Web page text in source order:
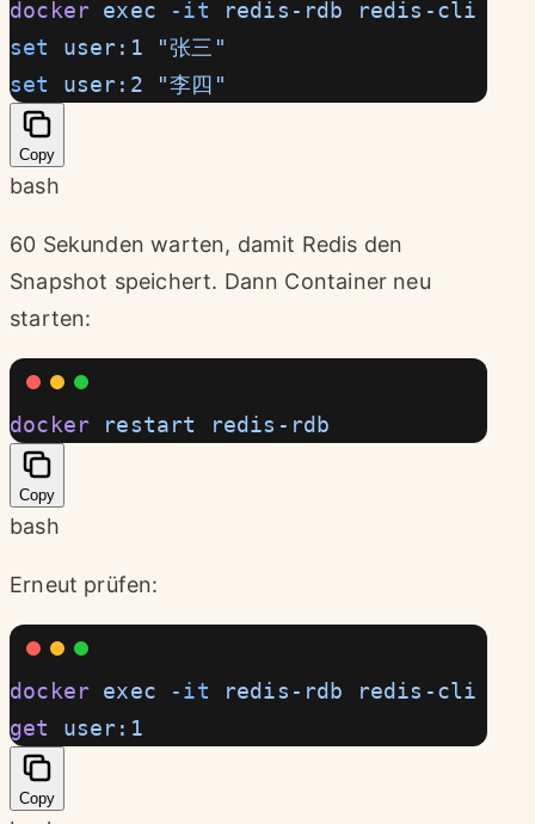
docker exec -it redis-rdb redis-cli
set
user:1 "张三"
set
user:2 "李四"
Copy
bash
60 Sekunden warten, damit Redis den
Snapshot speichert. Dann Container neu
starten:
docker restart redis-rdb
Copy
bash
Erneut prüfen:
docker exec -it redis-rdb redis-cli
get
user:1
Copy